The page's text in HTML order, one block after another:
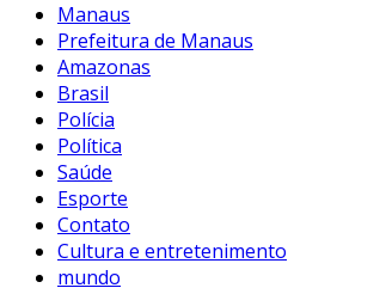
Manaus
Prefeitura de Manaus
Amazonas
Brasil
Polícia
Política
Saúde
Esporte
Contato
Cultura e entretenimento
mundo